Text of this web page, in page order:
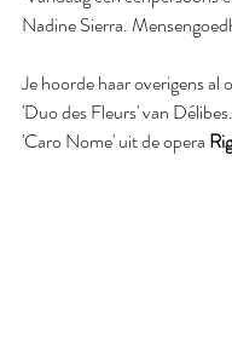
Nadine Sierra.
Je hoorde haar overigens
'Duo des Fleurs' van
'Caro Nome' uit de opera